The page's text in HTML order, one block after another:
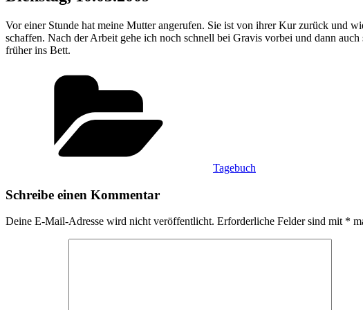
Vor einer Stunde hat meine Mutter angerufen. Sie ist von ihrer Kur zurück und
schaffen. Nach der Arbeit gehe ich noch schnell bei Gravis vorbei und dann
früher ins Bett.
Tagebuch
Schreibe einen Kommentar
Deine E-Mail-Adresse wird nicht veröffentlicht. Erforderliche Felder sind mit *